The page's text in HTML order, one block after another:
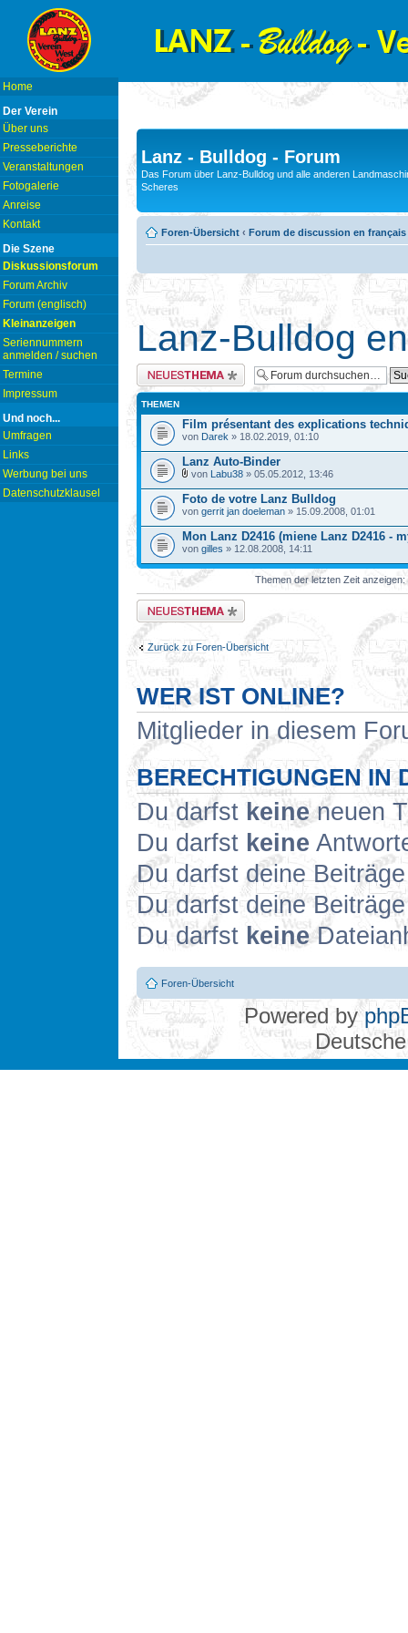
Home
Der Verein
Über uns
Presseberichte
Veranstaltungen
Fotogalerie
Anreise
Kontakt
Die Szene
Diskussionsforum
Forum Archiv
Forum (englisch)
Kleinanzeigen
Seriennummern
anmelden / suchen
Termine
Impressum
Und noch...
Umfragen
Links
Werbung bei uns
Datenschutzklausel
Lanz - Bulldog - Forum
Das Forum über Lanz-Bulldog und alle anderen
Scheres
Foren-Übersicht ‹ Forum de discussion en français
Lanz-Bulldog
Neues Thema erstellen
THEMEN
Film présentant des explications
von Darek » 18.02.2019, 01:10
Lanz Auto-Binder
von Labu38 » 05.05.2012, 13:46
Foto de votre Lanz Bulldog
von gerrit jan doeleman » 15.09.2008, 01:01
Mon Lanz D2416 (miene Lanz D2416 -
von gilles » 12.08.2008, 14:11
Themen der letzten Zeit anzeigen:
Neues Thema erstellen
Zurück zu Foren-Übersicht
WER IST ONLINE?
Mitglieder in diesem
BERECHTIGUNGEN IN
Du darfst keineneuen
Du darfst keine
Du darfst deine
Du darfst deine
Du darfst keine
Foren-Übersicht
Powered by